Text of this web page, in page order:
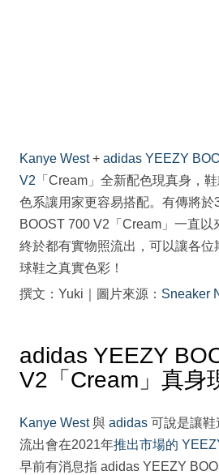
Kanye West+ adidas YEEZY
V2 「Cream」全新配色現真身，
色系讓用家更容易搭配。有傳將於
BOOST 700 V2「Cream」一直以
終於都有實物照流出，可以讓各位
球鞋之真實色彩！
撰文：Yuki｜圖片來源： Sneaker
adidas YEEZY
V2「Cream」真身
Kanye West與 adidas 可說是讓
流出會在2021年推出市場的
早前有消息指 adidas YEEZY